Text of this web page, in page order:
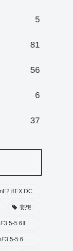
5
81
56
6
37
DC
妄想
5.6II
5.6